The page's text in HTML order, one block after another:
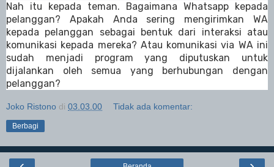
Nah itu kepada teman. Bagaimana Whatsapp kepada
pelanggan? Apakah Anda sering mengirimkan WA
kepada pelanggan sebagai bentuk dari interaksi atau
komunikasi kepada mereka? Atau komunikasi via WA ini
sudah menjadi program yang diputuskan untuk
dijalankan oleh semua yang berhubungan dengan
pelanggan?
Joko Ristono di 03.03.00 Tidak ada komentar:
Berbagi